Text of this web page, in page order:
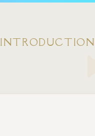
INTRODUCTION